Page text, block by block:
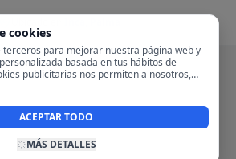
cookies
terceros para mejorar nuestra página web y
basada en tus hábitos de
publicitarias nos permiten a nosotros,
en nuestra página y en internet para
para ti. Al activarlas, aceptas el uso
y la recopilación y tratamiento de
incluyendo la posible compartición de
ACEPTAR TODO
MÁS DETALLES